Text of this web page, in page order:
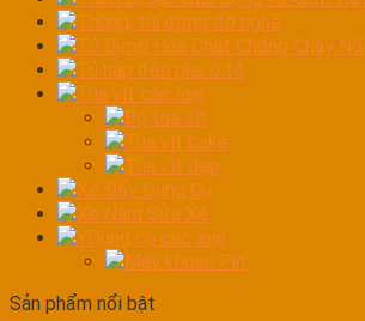
Thùng, túi đựng đồ nghề
Tủ Đựng Hóa Chất Chống Cháy Nổ
Tủ hấp đèn pha ô tô
Tua vít các loại
Bộ tua vít
Tua vít bake
Tua vít dẹp
Xe Đẩy Dụng Cụ
Xe Nằm Sửa Xe
YDụng cụ các loại
Máy khoan Pin
Sản phẩm nổi bật